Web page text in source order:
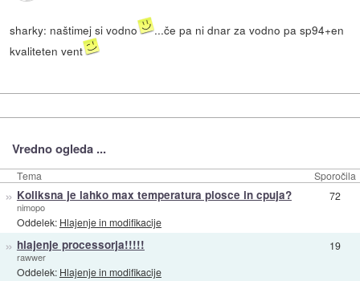
sharky: naštimej si vodno
...če pa ni dnar za vodno pa sp94+en
kvaliteten vent
Vredno ogleda ...
Tema Sporočila
» Koliksna je lahko max temperatura plosce in cpuja?
nimopo
Oddelek: Hlajenje in modifikacije
72
» hlajenje processorja!!!!!
rawwer
Oddelek: Hlajenje in modifikacije
19